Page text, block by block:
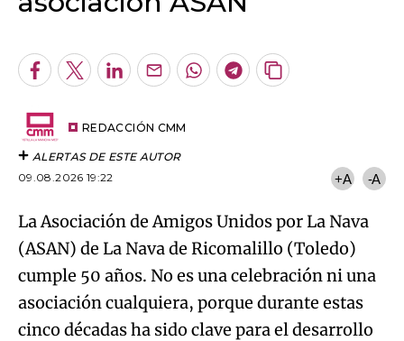
Facebook
TwitterLinkedInEnviarWhatsapp
Telegram
Copiar
REDACCIÓN CMM
ALERTAS DE ESTE AUTOR
09.08.2026 19:22
+A -A
La Asociación de Amigos Unidos por La Nava
(ASAN) de La Nava de Ricomalillo (Toledo)
cumple 50 años. No es una celebración ni una
asociación cualquiera, porque durante estas
cinco décadas ha sido clave para el desarrollo